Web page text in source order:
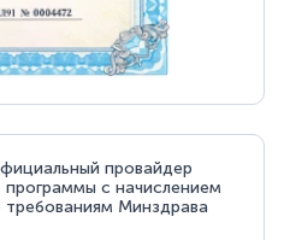
провайдер
с начислением
требованиям Минздрава